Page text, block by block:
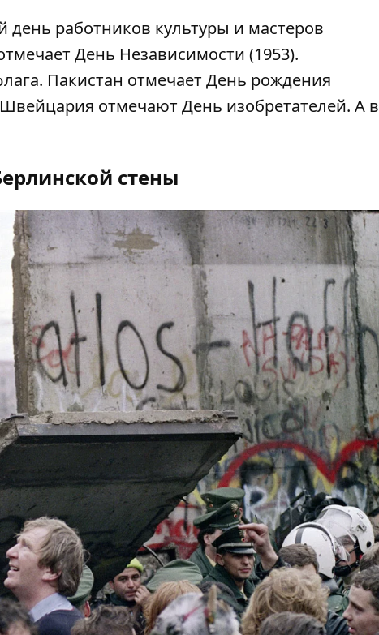
работников культуры и мастеров
День Независимости (1953).
Пакистан отмечает День рождения
отмечают День изобретателей. А в
стены